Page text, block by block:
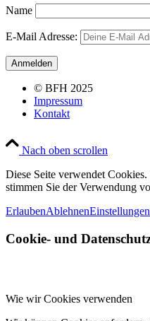
Name
E-Mail Adresse:
© BFH 2025
Impressum
Kontakt
Nach oben scrollen
Diese Seite verwendet
stimmen Sie der Verwendung
ErlaubenAblehnen
Cookie- und
Wie wir Cookies verwenden